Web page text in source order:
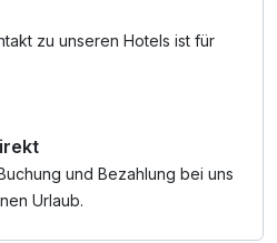
Wanderwegen
Paradies für Naturliebhaber
– bei uns stehen
Gastfreundschaft und
Mittelpunkt.
zu unseren Hotels ist für
und Bezahlung bei uns
Urlaub.